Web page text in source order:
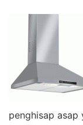
penghisap asap